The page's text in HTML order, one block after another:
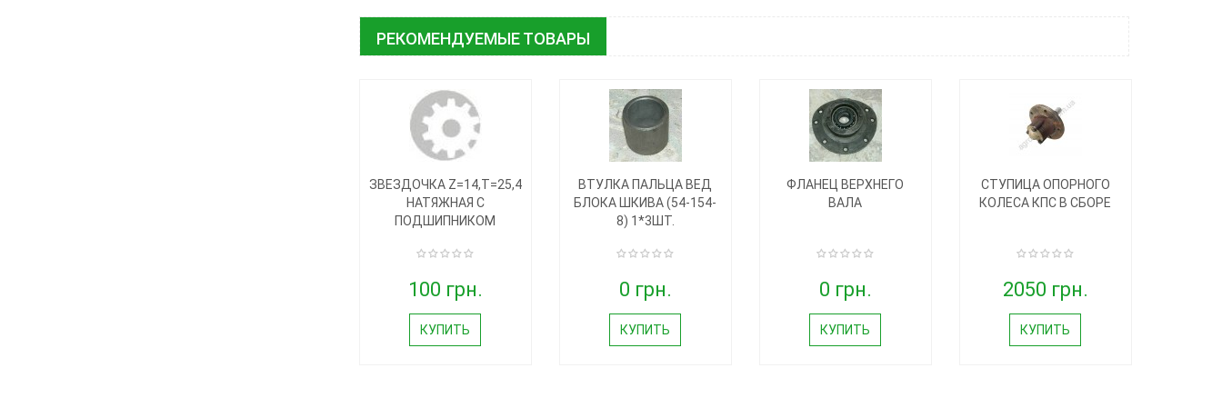
РЕКОМЕНДУЕМЫЕ ТОВАРЫ
ЗВЕЗДОЧКА Z=14,T=25,4
НАТЯЖНАЯ С
ПОДШИПНИКОМ
100 грн.
КУПИТЬ
ВТУЛКА ПАЛЬЦА ВЕД
БЛОКА ШКИВА (54-154-
8) 1*3ШТ.
0 грн.
КУПИТЬ
ФЛАНЕЦ ВЕРХНЕГО
ВАЛА
0 грн.
КУПИТЬ
СТУПИЦА ОПОРНОГО
КОЛЕСА КПС В СБОРЕ
2050 грн.
КУПИТЬ